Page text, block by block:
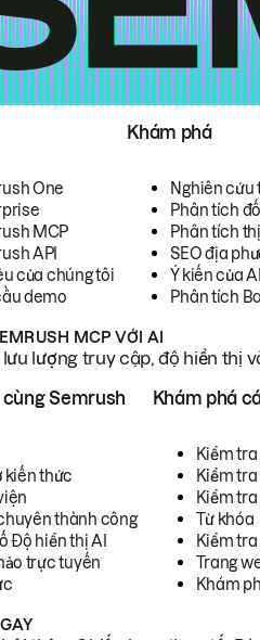
One
MCP
API
của chúng tôi
demo
Khám phá
Nghiên cứu
Phân tích
Phân tích
SEO địa
Ý kiến của
Phân tích
MCP VỚI AI
lưu lượng truy cập, độ hiển thị
cùng Semrush
kiến thức
thành công
Độ hiển thị AI
trực tuyến
Khám phá
Kiểm
Kiểm tra
Kiểm
Từ khóa
Kiểm
Trang
Khám